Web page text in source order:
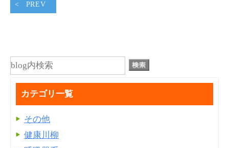
PREV
カテゴリ一覧
その他
健康川柳